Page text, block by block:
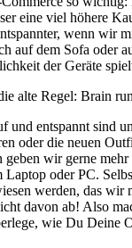
eine viel höhere
wenn wir
auf dem Sofa oder
der Geräte
alte Regel: Brain
und entspannt sind
oder die neuen
geben wir gerne
Laptop oder PC.
werden, das wir
davon ab! Also
wie Du Deine